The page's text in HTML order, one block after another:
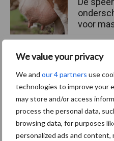
We value your privacy
We and our 4 partners use
technologies to improve your
may store and/or access
process the personal data,
browsing data, for purposes
personalized ads and content,
voor
markt